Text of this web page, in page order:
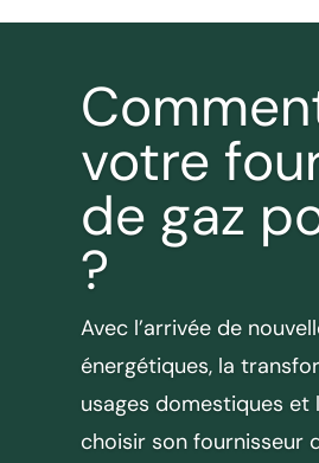
votre
de gaz
?
Avec l’arrivée de
énergétiques, la
usages domestiques
choisir son fournisseur